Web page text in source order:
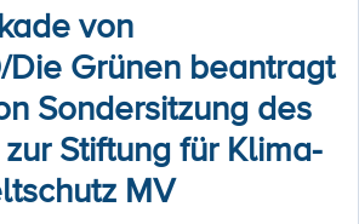
von
Grünen beantragt
Sondersitzung des
Stiftung für Klima-
MV